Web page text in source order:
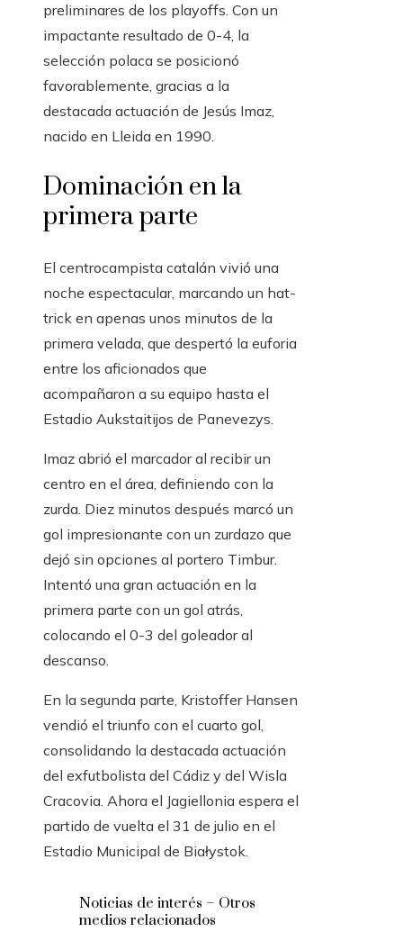
preliminares de los playoffs. Con un
impactante resultado de 0-4, la
selección polaca se posicionó
favorablemente, gracias a la
destacada actuación de Jesús Imaz,
nacido en Lleida en 1990.
Dominación en la
primera parte
El centrocampista catalán vivió una
noche espectacular, marcando un hat-
trick en apenas unos minutos de la
primera velada, que despertó la euforia
entre los aficionados que
acompañaron a su equipo hasta el
Estadio Aukstaitijos de Panevezys.
Imaz abrió el marcador al recibir un
centro en el área, definiendo con la
zurda. Diez minutos después marcó un
gol impresionante con un zurdazo que
dejó sin opciones al portero Timbur.
Intentó una gran actuación en la
primera parte con un gol atrás,
colocando el 0-3 del goleador al
descanso.
En la segunda parte, Kristoffer Hansen
vendió el triunfo con el cuarto gol,
consolidando la destacada actuación
del exfutbolista del Cádiz y del Wisla
Cracovia. Ahora el Jagiellonia espera el
partido de vuelta el 31 de julio en el
Estadio Municipal de Białystok.
Noticias de interés – Otros
medios relacionados